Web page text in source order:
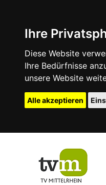
Ihre
Diese Website
Ihre Bedürfnisse
unsere Website
Alle akzeptieren